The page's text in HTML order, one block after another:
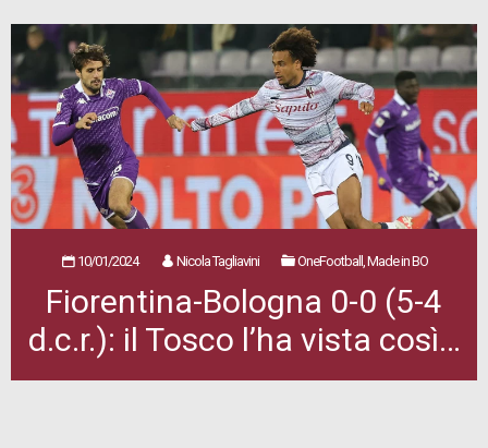
10/01/2024 Nicola Tagliavini OneFootball, Made in BO
Fiorentina-Bologna 0-0 (5-4
d.c.r.): il Tosco l’ha vista così…